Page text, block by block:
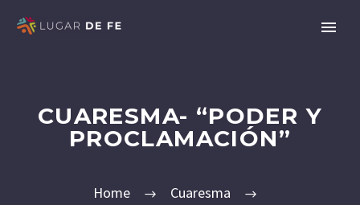
CUARESMA- “PODER Y
PROCLAMACIÓN”
Home
Cuaresma